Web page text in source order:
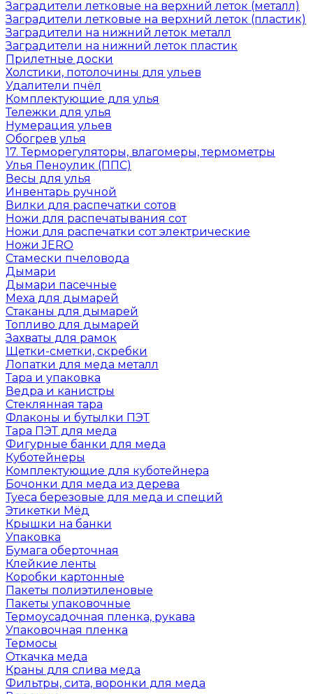
Заградители летковые на верхний леток (металл)
Заградители летковые на верхний леток (пластик)
Заградители на нижний леток металл
Заградители на нижний леток пластик
Прилетные доски
Холстики, потолочины для ульев
Удалители пчёл
Комплектующие для улья
Тележки для улья
Нумерация ульев
Обогрев улья
17. Терморегуляторы, влагомеры, термометры
Улья Пеноулик (ППС)
Весы для улья
Инвентарь ручной
Вилки для распечатки сотов
Ножи для распечатывания сот
Ножи для распечатки сот электрические
Ножи JERO
Стамески пчеловода
Дымари
Дымари пасечные
Меха для дымарей
Стаканы для дымарей
Топливо для дымарей
Захваты для рамок
Щетки-сметки, скребки
Лопатки для меда металл
Тара и упаковка
Ведра и канистры
Стеклянная тара
Флаконы и бутылки ПЭТ
Тара ПЭТ для меда
Фигурные банки для меда
Куботейнеры
Комплектующие для куботейнера
Бочонки для меда из дерева
Туеса березовые для меда и специй
Этикетки Мёд
Крышки на банки
Упаковка
Бумага оберточная
Клейкие ленты
Коробки картонные
Пакеты полиэтиленовые
Пакеты упаковочные
Термоусадочная пленка, рукава
Упаковочная пленка
Термосы
Откачка меда
Краны для слива меда
Фильтры, сита, воронки для меда